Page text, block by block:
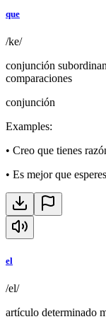
que
/ke/
conjunción
comparaciones
conjunción
Examples:
• Creo que tienes
• Es mejor que
el
/el/
artículo determinado